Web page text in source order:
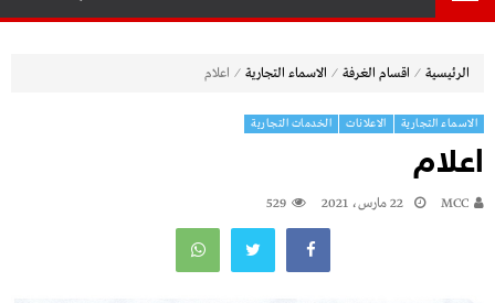
الرئيسية ⁄ اقسام الغرفة ⁄ الاسماء التجارية ⁄ اعلام
الاسماء التجارية الاعلانات الخدمات التجارية
اعلام
MCC 22 مارس، 2021 529